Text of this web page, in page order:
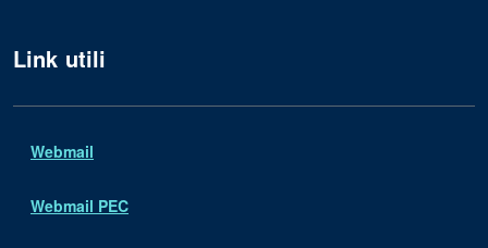
Link utili
Webmail
Webmail PEC